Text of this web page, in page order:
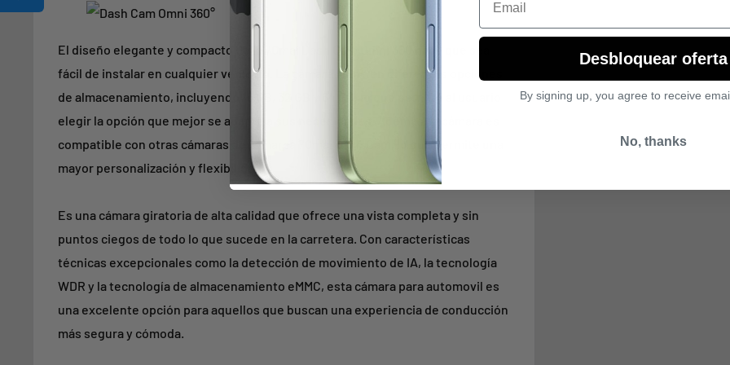
El diseño elegante y compacto de la 70mai Dash Cam Omni 360 hace que sea
fácil de instalar en cualquier vehículo. La cámara viene en diferentes opciones
de almacenamiento, incluyendo 16 GB, 32 GB y 64 GB, lo que permite al usuario
elegir la opción que mejor se adapte a sus necesidades. Además, la cámara es
compatible con otras cámaras de la marca 70mai Dash Cam, lo que permite una
mayor personalización y flexibilidad.
Es una cámara giratoria de alta calidad que ofrece una vista completa y sin
puntos ciegos de todo lo que sucede en la carretera. Con características
técnicas excepcionales como la detección de movimiento de IA, la tecnología
WDR y la tecnología de almacenamiento eMMC, esta cámara para automovil es
una excelente opción para aquellos que buscan una experiencia de conducción
más segura y cómoda.
Desbloquear oferta
By signing up, you agree to receive
No, thanks